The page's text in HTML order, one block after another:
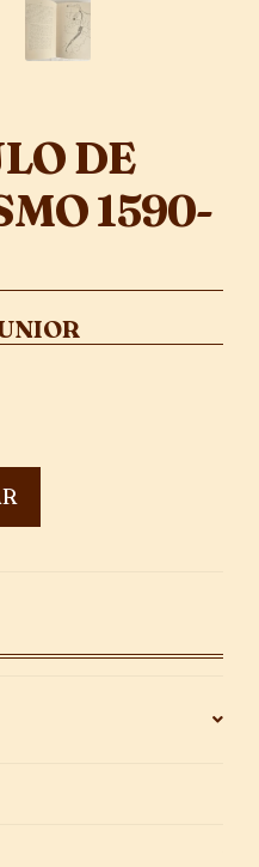
DE
1590-